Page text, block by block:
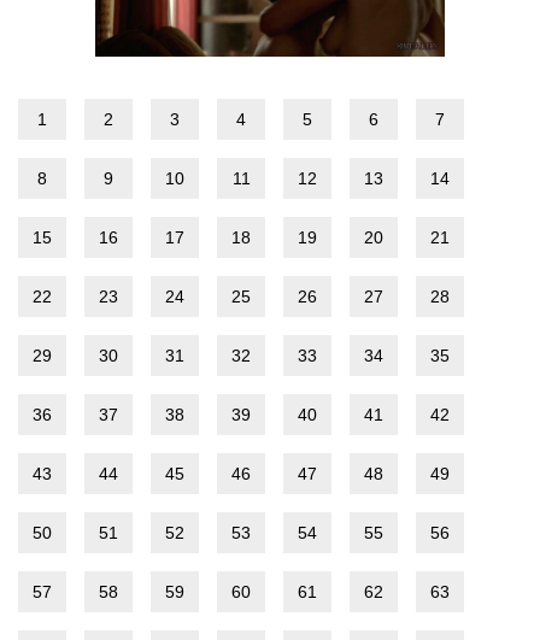
1 2 3 4 5 6 7
8 9 10 11 12 13 14
15 16 17 18 19 20 21
22 23 24 25 26 27 28
29 30 31 32 33 34 35
36 37 38 39 40 41 42
43 44 45 46 47 48 49
50 51 52 53 54 55 56
57 58 59 60 61 62 63